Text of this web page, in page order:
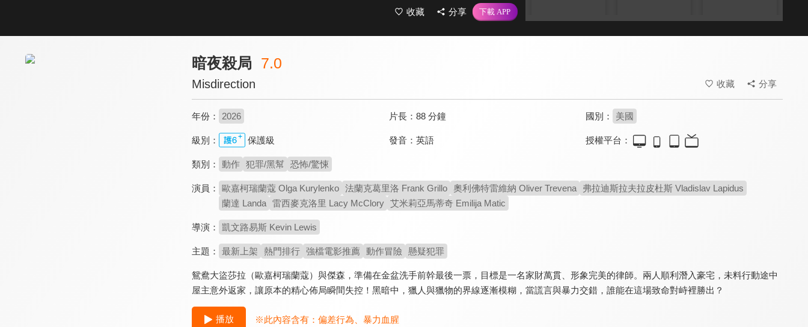
收藏 分享
6.3
多明妮克：刺客復出
為了活下去，只能戰鬥！
5.5
贖金風暴
跨國救女！戰神火力全開
終極獵殺令
暗夜殺局 7.0
Misdirection 收藏 分享
年份： 2026 片長： 88 分鐘 國別： 美國
級別： 保護級 發音： 英語 授權平台：
類別： 動作 犯罪/黑幫 恐怖/驚悚
演員： 歐嘉柯瑞蘭蔻 Olga Kurylenko 法蘭克葛里洛 Frank Grillo 奧利佛特雷維納 Oliver Trevena
弗拉迪斯拉夫拉皮杜斯 Vladislav Lapidus
蘭達 Landa 雷西麥克洛里 Lacy McClory 艾米莉亞馬蒂奇 Emilija Matic
導演： 凱文路易斯 Kevin Lewis
主題： 最新上架 熱門排行 強檔電影推薦 動作冒險 懸疑犯罪
鴛鴦大盜莎拉（歐嘉柯瑞蘭蔻）與傑森，準備在金盆洗手前幹最後一票，目標是一名家財萬貫、形象完美的律師。兩人順利潛入豪宅，未料行動途中
屋主意外返家，讓原本的精心佈局瞬間失控！黑暗中，獵人與獵物的界線逐漸模糊，當謊言與暴力交錯，誰能在這場致命對峙裡勝出？
播放 ※此內容含有： 偏差行為 暴力血腥